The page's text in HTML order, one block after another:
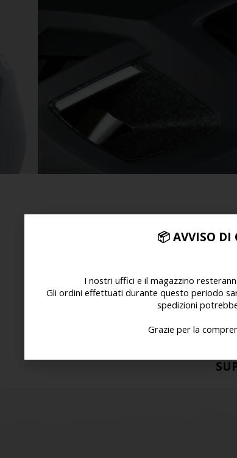
Pulire la superficie del
📦AVVISO DI
I nostri uffici e il magazzino
Gli ordini effettuati durante questo periodo
spedizioni
Grazie per la